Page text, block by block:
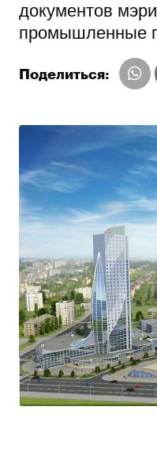
документов
промышленные
Поделиться: